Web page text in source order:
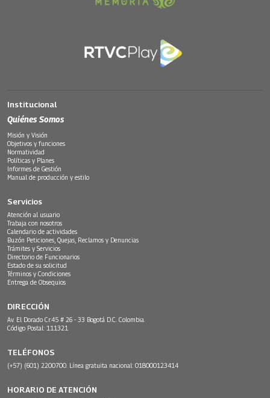
Institucional
Quiénes Somos
Misión y Visión
Objetivos y funciones
Normatividad
Políticas y Planes
Informes de Gestión
Manual de producción y estilo
Servicios
Atención al usuario
Trabaja con nosotros
Calendario de actividades
Buzón Peticiones, Quejas, Reclamos y Denuncias
Trámites y Servicios
Directorio de Funcionarios
Estado de su solicitud
Términos y Condiciones
Entrega de Obsequios
DIRECCIÓN
Av. El Dorado Cr.45 # 26 - 33 Bogotá D.C. Colombia.
Código Postal: 111321
TELÉFONOS
(+57) (601) 2200700. Línea gratuita nacional: 018000123414
HORARIO DE ATENCIÓN